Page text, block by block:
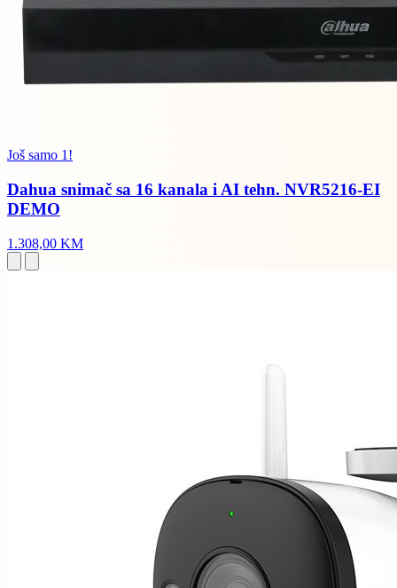
Još samo 1!
Dahua snimač sa 16 kanala i AI tehn. NVR5216-EI
DEMO
1.308,00 KM